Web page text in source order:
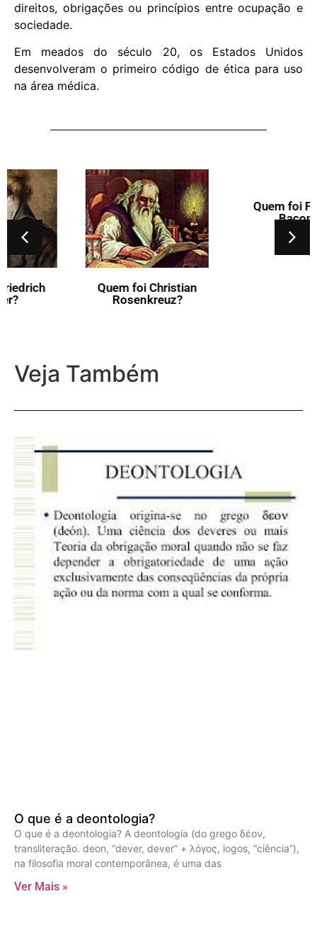
direitos, obrigações ou princípios entre ocupação e
sociedade.
Em meados do século 20, os Estados Unidos
desenvolveram o primeiro código de ética para uso
na área médica.
Quem foi Christian
Rosenkreuz?
Quem foi Francis
Veja Também
O que é a deontologia?
O que é a deontologia? A deontologia (do grego δέον,
transliteração. deon, “dever, dever” + λόγος, logos, “ciência”),
na filosofia moral contemporânea, é uma das
Ver Mais »